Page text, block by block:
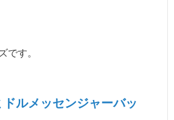
です。
ドルメッセンジャーバッ